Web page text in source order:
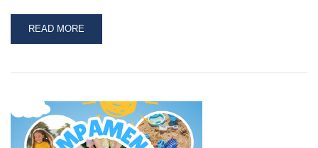
READ
MORE
GUARDA
ORGANIZA
UN
READ MORE